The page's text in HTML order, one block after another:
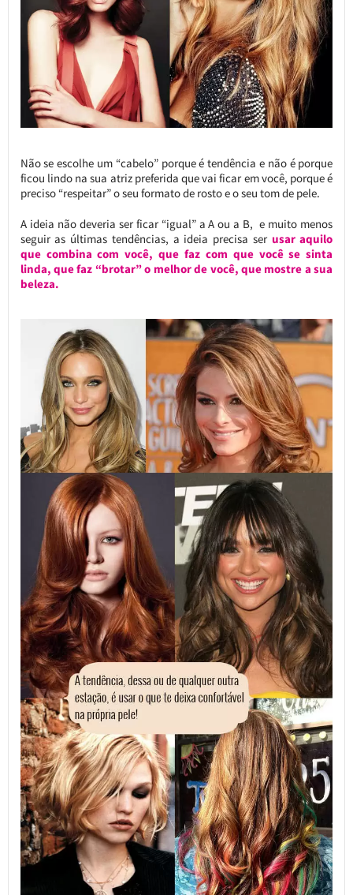
Não se escolhe um “cabelo” porque é tendência e não é porque
ficou lindo na sua atriz preferida que vai ficar em você, porque é
preciso “respeitar” o seu formato de rosto e o seu tom de pele.
A ideia não deveria ser ficar “igual” a A ou a B, e muito menos
seguir as últimas tendências, a ideia precisa serusar aquilo
que combina com você, que faz com que você se sinta
linda, que faz “brotar” o melhor de você, que mostre a sua
beleza.